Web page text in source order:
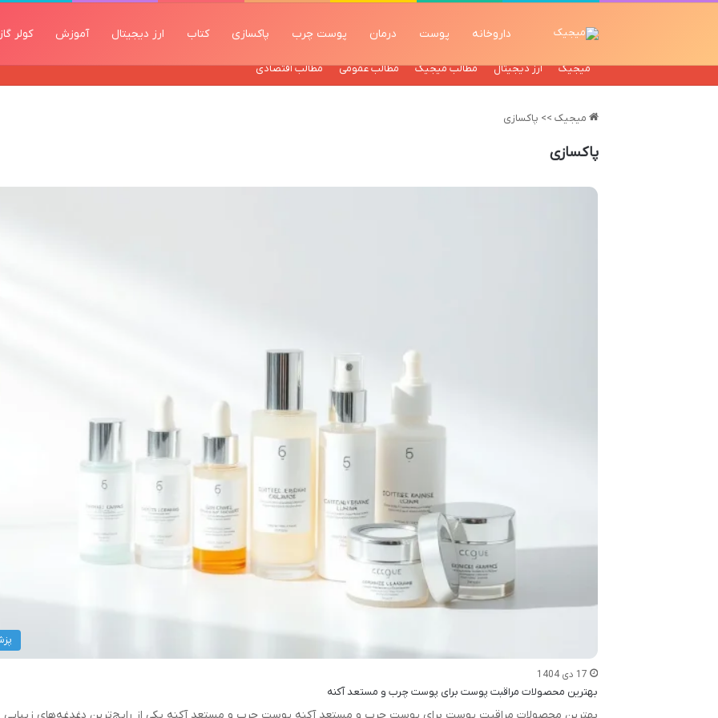
داروخانه پوست درمان پوست چرب پاکسازی کتاب ارز دیجیتال آموزش کولر
میجیک ارز دیجیتال مطالب میجیک مطالب عمومی مطالب اقتصادی
میجیک >> پاکسازی
پاکسازی
17 دی 1404
بهترین محصولات مراقبت پوست برای پوست چرب و مستعد آکنه
بهترین محصولات مراقبت پوست برای پوست چرب و مستعد آکنه پوست چرب و مستعد آکنه یکی از رایج‌ترین دغدغه‌های زیبایی